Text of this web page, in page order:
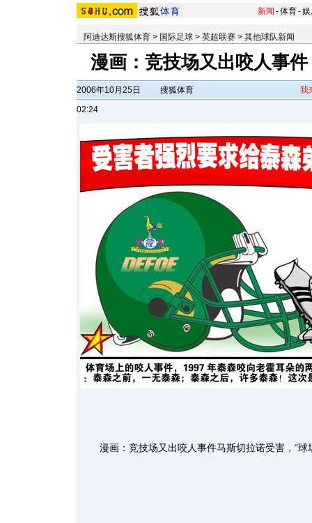
新闻 -体育-
阿迪达斯搜狐体育 > 国际足球 > 英超联赛 > 其他球队新闻
漫画：竞技场又出咬人事
2006年10月25日
02:24
搜狐体育 我
漫画：竞技场又出咬人事件马斯切拉诺受害，“球